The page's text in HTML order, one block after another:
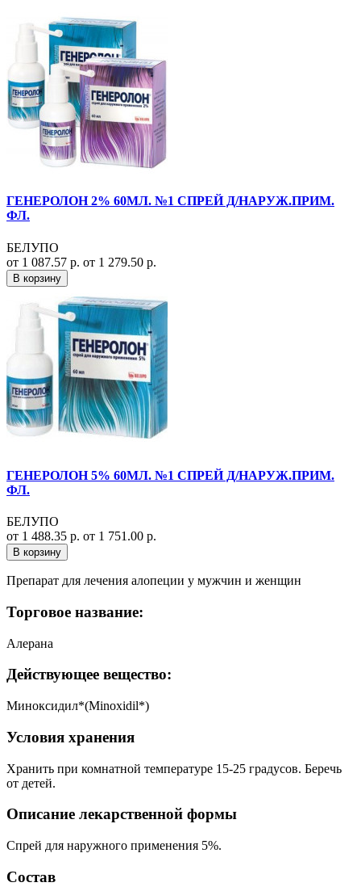
ГЕНЕРОЛОН 2% 60МЛ. №1 СПРЕЙ Д/НАРУЖ.ПРИМ.
ФЛ.
БЕЛУПО
от 1 087.57 р. от 1 279.50 р.
В корзину
ГЕНЕРОЛОН 5% 60МЛ. №1 СПРЕЙ Д/НАРУЖ.ПРИМ.
ФЛ.
БЕЛУПО
от 1 488.35 р. от 1 751.00 р.
В корзину
Препарат для лечения алопеции у мужчин и женщин
Торговое название:
Алерана
Действующее вещество:
Миноксидил*(Minoxidil*)
Условия хранения
Хранить при комнатной температуре 15-25 градусов. Беречь
от детей.
Описание лекарственной формы
Спрей для наружного применения 5%.
Состав